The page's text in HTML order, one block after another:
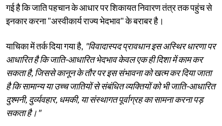
गई है कि जाति पहचान के आधार पर शिकायत निवारण तंत्र तक पहुंच से
इनकार करना "अस्वीकार्य राज्य भेदभाव" के बराबर है।
याचिका में तर्क दिया गया है, "विवादास्पद प्रावधान इस अस्थिर धारणा पर
आधारित है कि जाति-आधारित भेदभाव केवल एक ही दिशा में काम कर
सकता है, जिससे कानून के तौर पर इस संभावना को खत्म कर दिया जाता
है कि सामान्य या उच्च जातियों से संबंधित व्यक्तियों को भी जाति-आधारित
दुश्मनी, दुर्व्यवहार, धमकी, या संस्थागत पूर्वाग्रह का सामना करना पड़
सकता है।"